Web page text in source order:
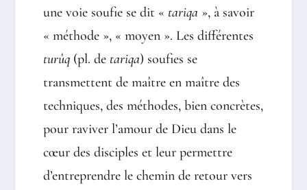
une voie soufie se dit « tariqa », à savoir
« méthode », « moyen ». Les différentes
turûq (pl. de tariqa) soufies se
transmettent de maître en maître des
techniques, des méthodes, bien concrètes,
pour raviver l’amour de Dieu dans le
cœur des disciples et leur permettre
d’entreprendre le chemin de retour vers